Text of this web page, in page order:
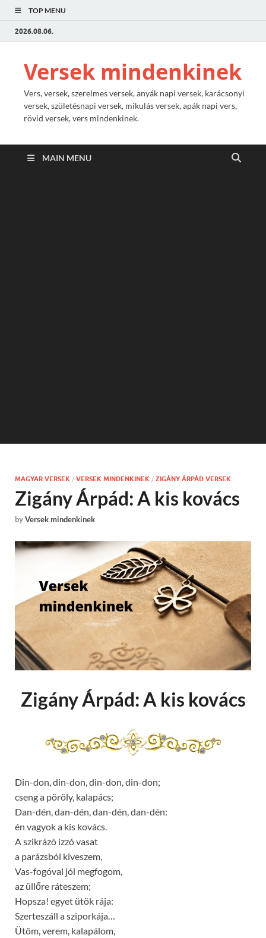
TOP MENU
2026.08.06.
Versek mindenkinek
Vers, versek, szerelmes versek, anyák napi versek, karácsonyi
versek, születésnapi versek, mikulás versek, apák napi vers,
rövid versek, vers mindenkinek.
MAIN MENU
MAGYAR VERSEK / VERSEK MINDENKINEK / ZIGÁNY ÁRPÁD VERSEK
Zigány Árpád: A kis kovács
byVersek mindenkinek
Zigány Árpád: A kis kovács
Din-don, din-don, din-don, din-don;
cseng a pöröly, kalapács;
Dan-dén, dan-dén, dan-dén, dan-dén:
én vagyok a kis kovács.
A szikrázó ízzó vasat
a parázsból kiveszem,
Vas-fogóval jól megfogom,
az üllőre ráteszem;
Hopsza! egyet ütök rája:
Szerteszáll a sziporkája…
Ütöm, verem, kalapálom,